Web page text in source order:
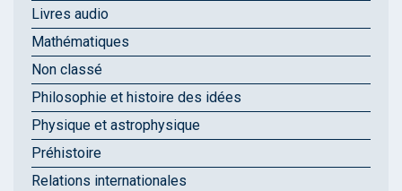
Livres audio
Mathématiques
Non classé
Philosophie et histoire des idées
Physique et astrophysique
Préhistoire
Relations internationales